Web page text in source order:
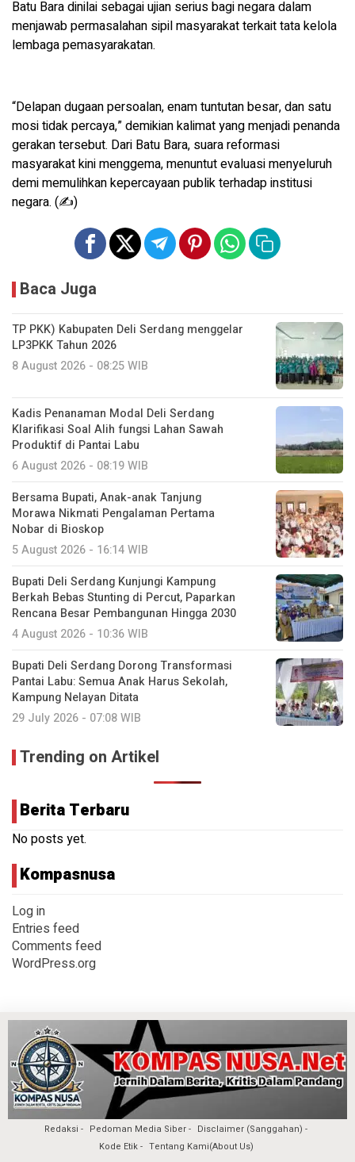
Batu Bara dinilai sebagai ujian serius bagi negara dalam
menjawab permasalahan sipil masyarakat terkait tata kelola
lembaga pemasyarakatan.
“Delapan dugaan persoalan, enam tuntutan besar, dan satu
mosi tidak percaya,” demikian kalimat yang menjadi penanda
gerakan tersebut. Dari Batu Bara, suara reformasi
masyarakat kini menggema, menuntut evaluasi menyeluruh
demi memulihkan kepercayaan publik terhadap institusi
negara. (✍️)
Baca Juga
TP PKK) Kabupaten Deli Serdang menggelar
LP3PKK Tahun 2026
8 August 2026 - 08:25 WIB
Kadis Penanaman Modal Deli Serdang
Klarifikasi Soal Alih fungsi Lahan Sawah
Produktif di Pantai Labu
6 August 2026 - 08:19 WIB
Bersama Bupati, Anak-anak Tanjung
Morawa Nikmati Pengalaman Pertama
Nobar di Bioskop
5 August 2026 - 16:14 WIB
Bupati Deli Serdang Kunjungi Kampung
Berkah Bebas Stunting di Percut, Paparkan
Rencana Besar Pembangunan Hingga 2030
4 August 2026 - 10:36 WIB
Bupati Deli Serdang Dorong Transformasi
Pantai Labu: Semua Anak Harus Sekolah,
Kampung Nelayan Ditata
29 July 2026 - 07:08 WIB
Trending on Artikel
Berita Terbaru
No posts yet.
Kompasnusa
Log in
Entries feed
Comments feed
WordPress.org
Redaksi Pedoman Media Siber
Disclaimer (Sanggahan)
Kode Etik
Tentang Kami(About Us)